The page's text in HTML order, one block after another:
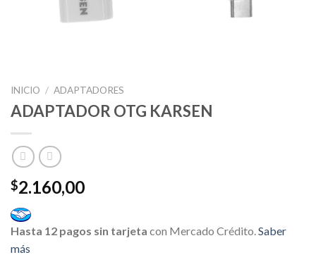
INICIO / ADAPTADORES
ADAPTADOR OTG KARSEN
$2.160,00
Hasta 12 pagos sin tarjeta con Mercado Crédito.Saber
más